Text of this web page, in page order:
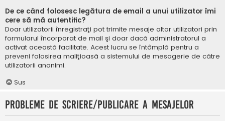
De ce când folosesc legătura de email a unui utilizator îmi
cere să mă autentific?
Doar utilizatorii înregistraţi pot trimite mesaje altor utilizatori prin
formularul încorporat de mail şi doar dacă administratorul a
activat această facilitate. Acest lucru se întâmplă pentru a
preveni folosirea maliţioasă a sistemului de mesagerie de către
utilizatorii anonimi.
Sus
Probleme de scriere/publicare a mesajelor